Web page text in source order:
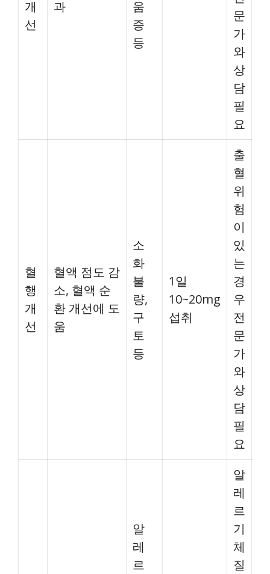
개
선
과
움
증
등
문
가
와
상
담
필
요
혈
행
개
선
혈액 점도 감
소, 혈액 순
환 개선에 도
움
소
화
불
량,
구
토
등
1일
10~20mg
섭취
출
혈
위
험
이
있
는
경
우
전
문
가
와
상
담
필
요
알
레
르
알
레
르
기
체
질